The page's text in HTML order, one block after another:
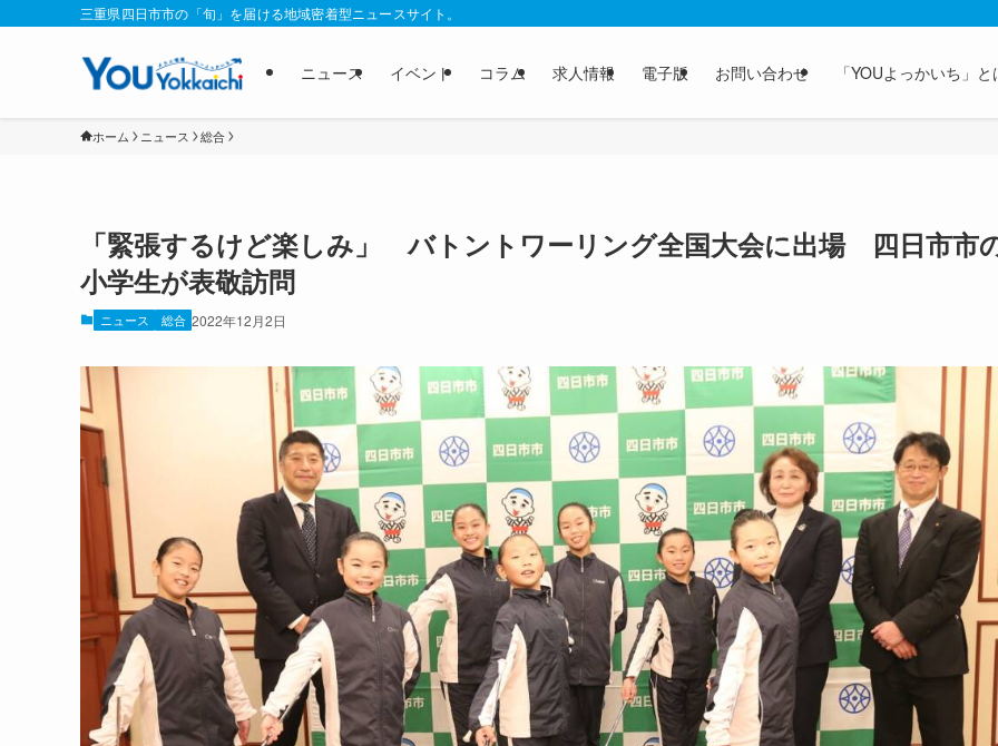
三重県四日市市の「旬」を届ける地域密着型ニュースサイト。
ニュース イベント コラム 求人情報 電子版 お問い合わせ 「YOUよっかいち」と
ホーム ニュース 総合
「緊張するけど楽しみ」 バトントワーリング全国大会に出場 四日市市
小学生が表敬訪問
ニュース 総合 2022年12月2日